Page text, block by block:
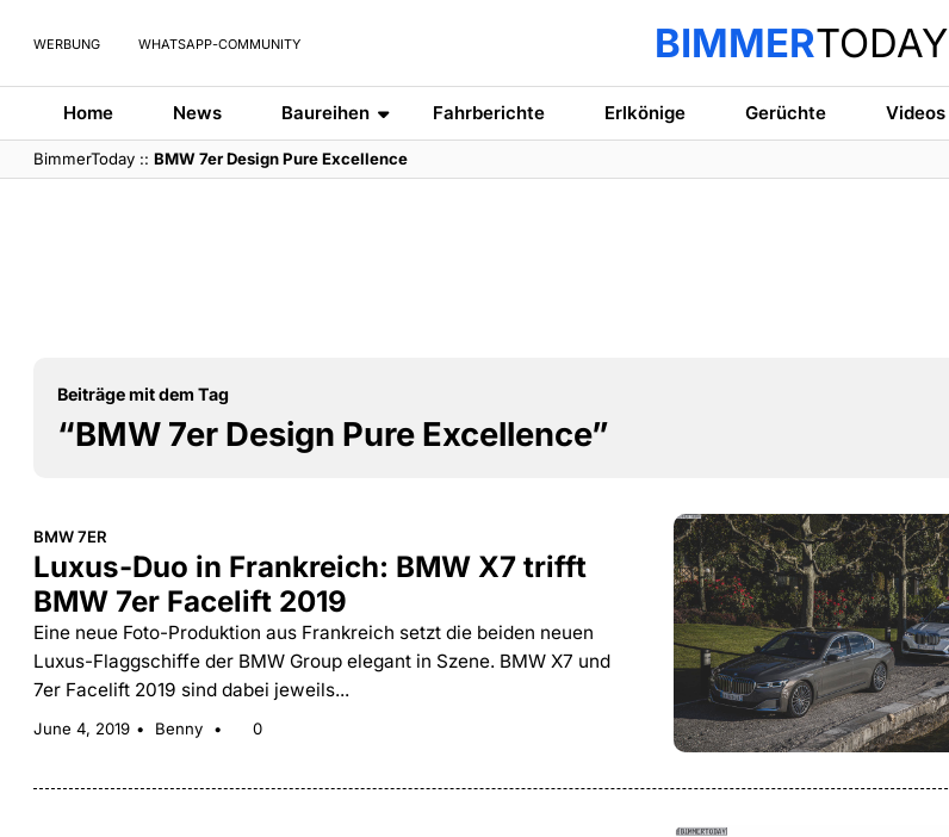
WERBUNG WHATSAPP-COMMUNITY BIMMERTODAY
Home News Baureihen Fahrberichte Erlkönige Gerüchte Videos
BimmerToday ::BMW 7er Design Pure Excellence
Beiträge mit dem Tag
“BMW 7er Design Pure Excellence”
BMW 7ER
Luxus-Duo in Frankreich: BMW X7 trifft
BMW 7er Facelift 2019
Eine neue Foto-Produktion aus Frankreich setzt die beiden neuen
Luxus-Flaggschiffe der BMW Group elegant in Szene. BMW X7 und
7er Facelift 2019 sind dabei jeweils...
June 4, 2019 Benny 0